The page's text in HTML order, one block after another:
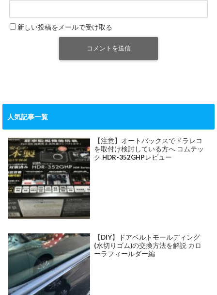
新しい投稿をメールで受け取る
人気記事一覧
【注意】オートバックスでドラレコ
を取付け検討している方へ コムテッ
ク HDR-352GHPレビュー
【DIY】ドアベルトモールディング
(水切りゴム)の交換方法を解説 カロ
ーラフィールダー編